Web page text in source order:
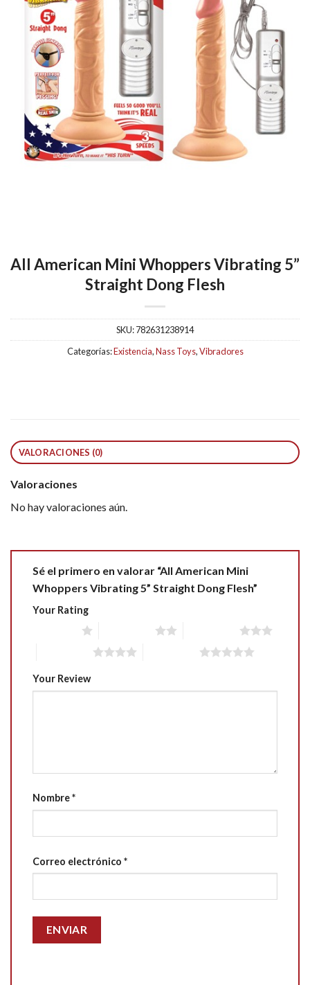
All American Mini Whoppers Vibrating 5”
Straight Dong Flesh
SKU:782631238914
Categorías:Existencia,Nass Toys,Vibradores
VALORACIONES (0)
Valoraciones
No hay valoraciones aún.
Sé el primero en valorar “All American Mini
Whoppers Vibrating 5” Straight Dong Flesh”
Your Rating
Your Review
Nombre*
Correo electrónico *